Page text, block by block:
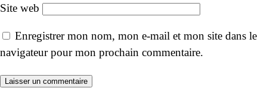
Site web
Enregistrer mon nom, mon e-mail et mon site dans le
navigateur pour mon prochain commentaire.